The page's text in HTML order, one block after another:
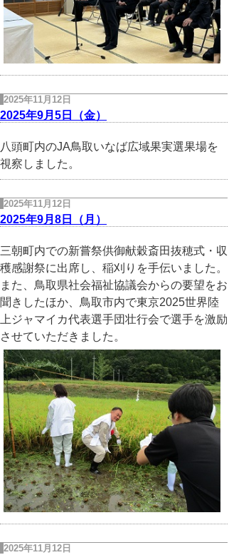
2025年11月12日
2025年9月5日（金）
八頭町内のJA鳥取いなば広域果実選果場を
視察しました。
2025年11月12日
2025年9月8日（月）
三朝町内での新嘗祭供御献穀斎田抜穂式・収
穫感謝祭に出席し、稲刈りを手伝いました。
また、鳥取県社会福祉協議会からの要望をお
聞きしたほか、鳥取市内で東京2025世界陸
上ジャマイカ代表選手団壮行会で選手を激励
させていただきました。
2025年11月12日